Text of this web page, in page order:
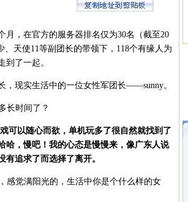
，在官方的服务器排名仅为30名（截至20
、天使11等副团长的带领下，118个有缘人为
到了一起。
，现实生活中的一位女性军团长——sunny。
长时间了？
可以随心而欲，单机玩多了很自然就找到了
哈，慢吧！我的心态是慢慢来，像广东人说
追求了而选择了离开。
感觉满阳光的，生活中你是个什么样的女